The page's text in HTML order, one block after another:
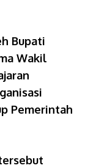
Bupati
Wakil
Pemerintah